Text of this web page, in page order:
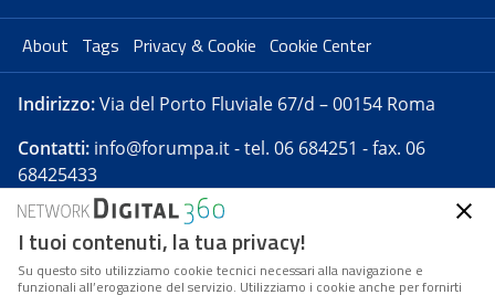
About Tags Privacy & Cookie Cookie Center
Indirizzo:Via del Porto Fluviale 67/d – 00154 Roma
Contatti: info@forumpa.it- tel. 06 684251 - fax. 06
68425433
Forumpa.itè una pubblicazione telematica iscritta
presso Registro della stampa del Tribunale di Roma -
I tuoi contenuti, la tua privacy!
Su questo sito utilizziamo cookie tecnici necessari alla navigazione e
funzionali all’erogazione del servizio. Utilizziamo i cookie anche per fornirti